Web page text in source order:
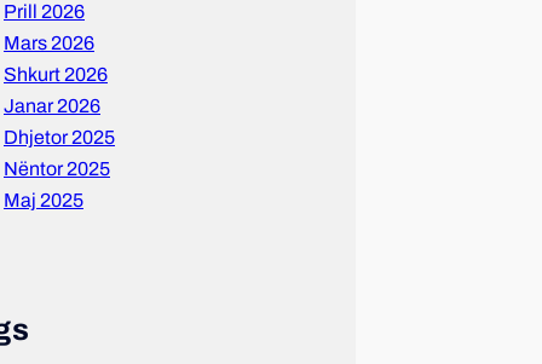
Prill 2026
Mars 2026
Shkurt 2026
Janar 2026
Dhjetor 2025
Nëntor 2025
Maj 2025